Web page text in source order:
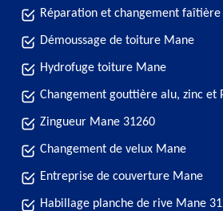
Réparation et changement
Démoussage de toiture Mane
Hydrofuge toiture Mane
Changement gouttière alu, zinc et
Zingueur Mane 31260
Changement de velux Mane
Entreprise de couverture Mane
Habillage planche de rive Mane